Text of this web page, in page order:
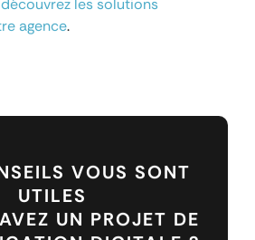
découvrez les solutions
agence.
VOUS SONT
UTILES
UN PROJET DE